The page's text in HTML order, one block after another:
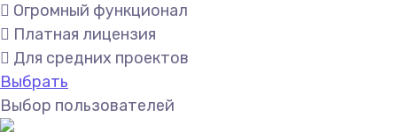
Огромный функционал
Платная лицензия
Для средних проектов
Выбрать
Выбор пользователей